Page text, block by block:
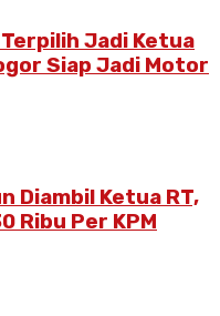
Jadi Ketua
Siap Jadi Motor
Diambil Ketua RT,
Ribu Per KPM